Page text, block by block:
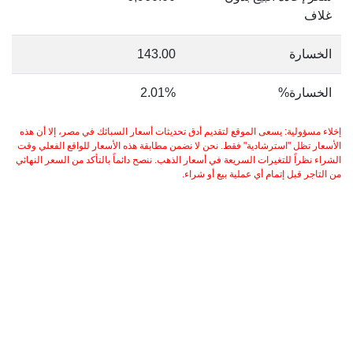
غلاف
الخسارة 143.00
الخسارة% 2.01%
إخلاء مسؤولية: يسعى الموقع لتقديم أدق تحديثات أسعار السبائك في مصر، إلا أن هذه
الأسعار تظل "استرشادية" فقط. نحن لا نضمن مطابقة هذه الأسعار للواقع الفعلي وقت
الشراء نظراً للتغيرات السريعة في أسعار الذهب. ننصح دائماً بالتأكد من السعر النهائي
من التاجر قبل إتمام أي عملية بيع أو شراء.